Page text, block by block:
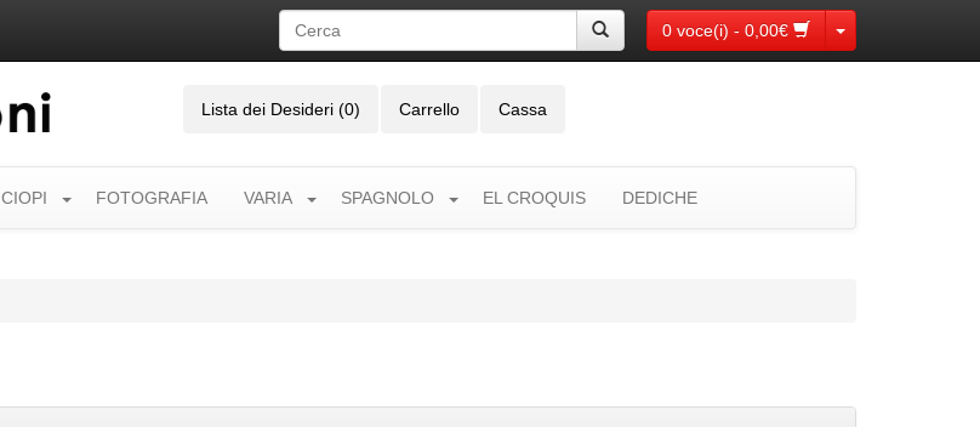
0 voce(i) - 0,00€ Toggle Dropdown
Lista dei Desideri (0) Carrello Cassa
CIOPI FOTOGRAFIA VARIA SPAGNOLO EL CROQUIS DEDICHE